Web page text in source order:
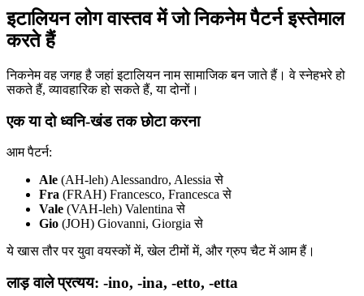
इटालियन लोग वास्तव में जो निकनेम पैटर्न इस्तेमाल
करते हैं
निकनेम वह जगह है जहां इटालियन नाम सामाजिक बन जाते हैं। वे स्नेहभरे हो
सकते हैं, व्यावहारिक हो सकते हैं, या दोनों।
एक या दो ध्वनि-खंड तक छोटा करना
आम पैटर्न:
Ale (AH-leh) Alessandro, Alessia से
Fra (FRAH) Francesco, Francesca से
Vale (VAH-leh) Valentina से
Gio (JOH) Giovanni, Giorgia से
ये खास तौर पर युवा वयस्कों में, खेल टीमों में, और ग्रुप चैट में आम हैं।
लाड़ वाले प्रत्यय: -ino, -ina, -etto, -etta